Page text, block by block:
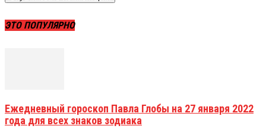
ЭТО ПОПУЛЯРНО
Ежедневный гороскоп Павла Глобы на 27 января 2022
года для всех знаков зодиака